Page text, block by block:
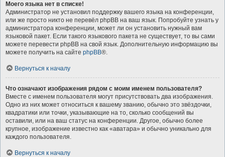
Моего языка нет в списке!
Администратор не установил поддержку вашего языка на конференции,
или же просто никто не перевёл phpBB на ваш язык. Попробуйте узнать у
администратора конференции, может ли он установить нужный вам
языковой пакет. Если такого языкового пакета не существует, то вы сами
можете перевести phpBB на свой язык. Дополнительную информацию вы
можете получить на сайте phpBB®.
Вернуться к началу
Что означают изображения рядом с моим именем пользователя?
Вместе с именем пользователя могут присутствовать два изображения.
Одно из них может относиться к вашему званию, обычно это звёздочки,
квадратики или точки, указывающие на то, сколько сообщений вы
оставили, или на ваш статус на конференции. Другое, обычно более
крупное, изображение известно как «аватара» и обычно уникально для
каждого пользователя.
Вернуться к началу